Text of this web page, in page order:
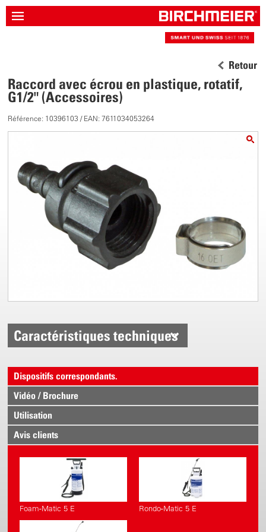
Retour
Raccord avec écrou en plastique, rotatif,
G1/2" (Accessoires)
Référence: 10396103 / EAN: 7611034053264
Caractéristiques techniques
Dispositifs correspondants.
Vidéo / Brochure
Utilisation
Avis clients
Foam-Matic 5 E Rondo-Matic 5 E